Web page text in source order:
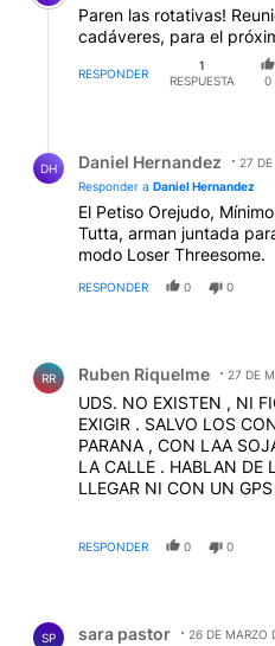
Paren las rotativas!
cadáveres, para el
RESPONDER
1
RESPUESTA
0
DH Daniel Hernandez
27
Responder a Daniel Hernandez
El Petiso Orejudo,
Tutta, arman juntada
modo Loser Threesome.
RESPONDER 0 0
RR Ruben Riquelme 27 DE
UDS. NO EXISTEN , NI
EXIGIR . SALVO LOS
PARANA , CON LAA
LA CALLE . HABLAN DE LA MATANZA Y NO SABEN
LLEGAR NI CON UN
DEFORMADO MENTAL
MEJOR ) PARA ARAÑAR
RESPONDER 0 0
SP sara pastor 26 DE MARZO